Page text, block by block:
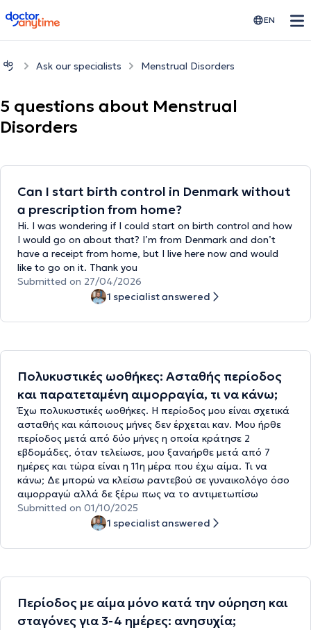
doctoranytime EN
Ask our specialists Menstrual Disorders
5 questions about Menstrual
Disorders
Can I start birth control in Denmark without
a prescription from home?
Hi. I was wondering if I could start on birth control and how
I would go on about that? I’m from Denmark and don’t
have a receipt from home, but I live here now and would
like to go on it. Thank you
Submitted on 27/04/2026
1 specialist answered
Πολυκυστικές ωοθήκες: Ασταθής περίοδος
και παρατεταμένη αιμορραγία, τι να κάνω;
Έχω πολυκυστικές ωοθήκες. Η περίοδος μου είναι σχετικά
ασταθής και κάποιους μήνες δεν έρχεται καν. Μου ήρθε
περίοδος μετά από δύο μήνες η οποία κράτησε 2
εβδομάδες, όταν τελείωσε, μου ξαναήρθε μετά από 7
ημέρες και τώρα είναι η 11η μέρα που έχω αίμα. Τι να
κάνω; Δε μπορώ να κλείσω ραντεβού σε γυναικολόγο όσο
αιμορραγώ αλλά δε ξέρω πως να το αντιμετωπίσω
Submitted on 01/10/2025
1 specialist answered
Περίοδος με αίμα μόνο κατά την ούρηση και
σταγόνες για 3-4 ημέρες: ανησυχία;